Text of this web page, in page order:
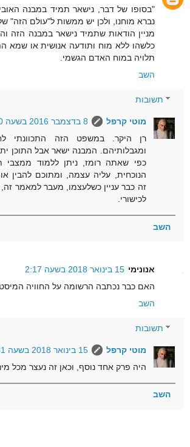
"בסופו של דבר, נישאר תמיד במבנה
נברא מוחנו, ולכן יש ממשות ל"עולם הזה"
מניין הודאות שתמיד נישאר במבנה הזה
כלשהו ללא מוח ותודעה אנושית או שמא
תלויה במוח האדם הגשמי.
השב
תשובות
מוטי קרפל
8 בדצמבר 2016 בשעה 11:50
רן היקר. במשפט הזה התכוונתי
ומגבלותיהם. המבנה ישאר אבל התוכן
כפי שאתה רומז, ניתן ללמוד ממצבי
הנוכחית, עליה עצמה, ומתוכם להבין
זה כבר עניין כשלעצמו, מעבר למאמר
לכישורי.
השב
אנונימי 15 בינואר 2018 בשעה 2:17
האם כבר נכתבה הרשומה על החוויה
השב
תשובות
מוטי קרפל
15 בינואר 2018 בשעה 20:31
היה פרק אחד נוסף, וכאן זה נעצר מכל
השב